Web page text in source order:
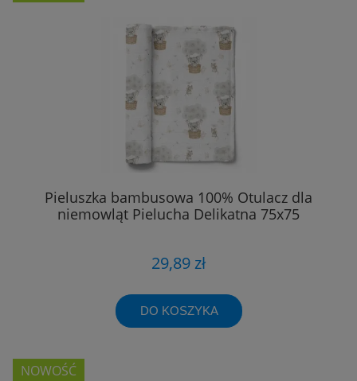
Pieluszka bambusowa 100% Otulacz dla
niemowląt Pielucha Delikatna 75x75
29,89 zł
DO KOSZYKA
NOWOŚĆ